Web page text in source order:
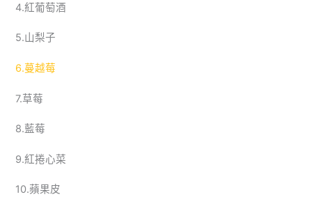
4.紅葡萄酒
5.山梨子
6.蔓越莓
7.草莓
8.藍莓
9.紅捲心菜
10.蘋果皮